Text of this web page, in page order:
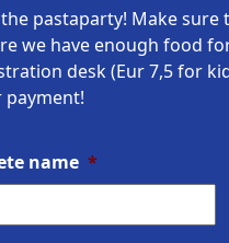
pastaparty! Make
we have enough food
desk (Eur 7,5 for
payment!
name *